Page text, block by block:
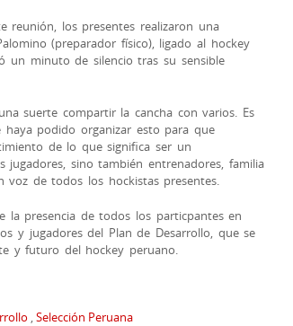
reunión, los presentes realizaron una
(preparador físico), ligado al hockey
un minuto de silencio tras su sensible
suerte compartir la cancha con varios. Es
podido organizar esto para que
de lo que significa ser un
jugadores, sino también entrenadores, familia
voz de todos los hockistas presentes.
la presencia de todos los particpantes en
y jugadores del Plan de Desarrollo, que se
y futuro del hockey peruano.
,Selección Peruana